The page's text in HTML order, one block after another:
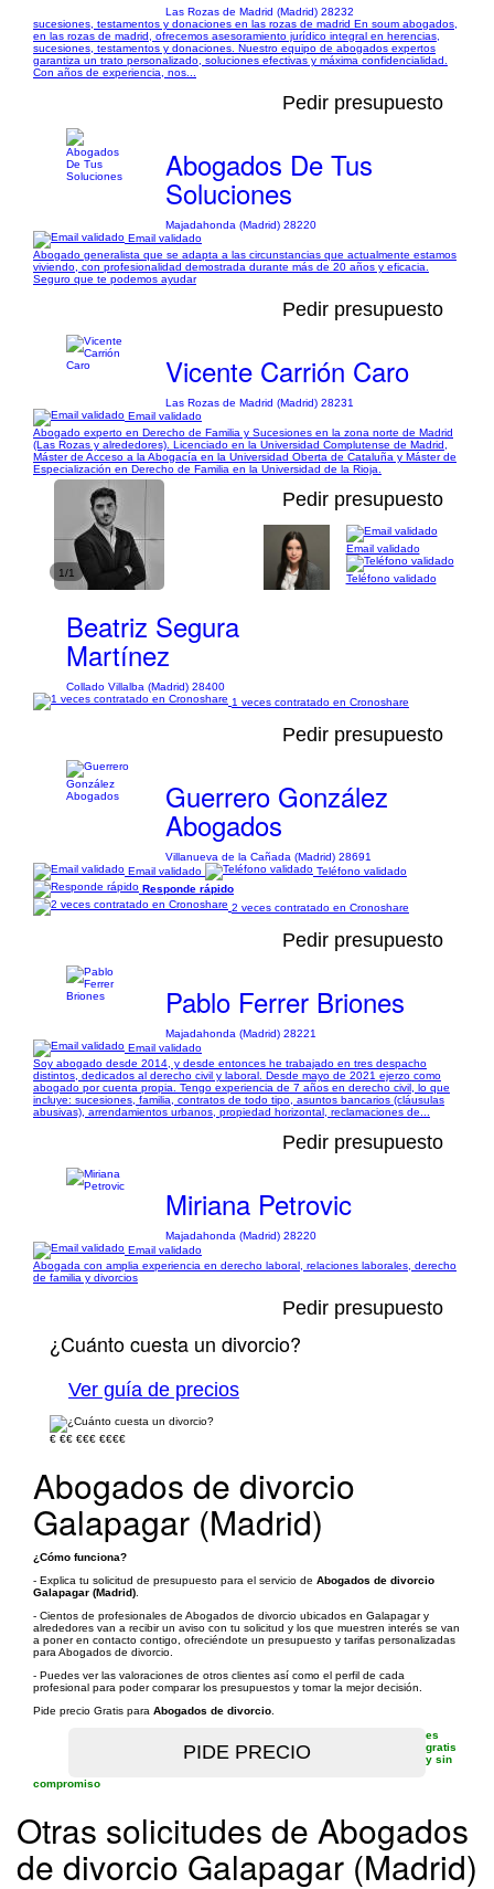
Las Rozas de Madrid (Madrid) 28232
sucesiones, testamentos y donaciones en las rozas de madrid En soum abogados,
en las rozas de madrid, ofrecemos asesoramiento jurídico integral en herencias,
sucesiones, testamentos y donaciones. Nuestro equipo de abogados expertos
garantiza un trato personalizado, soluciones efectivas y máxima confidencialidad.
Con años de experiencia, nos...
Pedir presupuesto
Abogados De Tus
Soluciones
Majadahonda (Madrid) 28220
Email validado
Abogado generalista que se adapta a las circunstancias que actualmente estamos
viviendo, con profesionalidad demostrada durante más de 20 años y eficacia.
Seguro que te podemos ayudar
Pedir presupuesto
Vicente Carrión Caro
Las Rozas de Madrid (Madrid) 28231
Email validado
Abogado experto en Derecho de Familia y Sucesiones en la zona norte de Madrid
(Las Rozas y alrededores). Licenciado en la Universidad Complutense de Madrid,
Máster de Acceso a la Abogacía en la Universidad Oberta de Cataluña y Máster de
Especialización en Derecho de Familia en la Universidad de la Rioja.
1/1
Pedir presupuesto
Beatriz Segura
Martínez
Collado Villalba (Madrid) 28400
Email validado
Teléfono validado
1 veces contratado en Cronoshare
Pedir presupuesto
Guerrero González
Abogados
Villanueva de la Cañada (Madrid) 28691
Email validado
Teléfono validado
Responde rápido
2 veces contratado en Cronoshare
Pedir presupuesto
Pablo Ferrer Briones
Majadahonda (Madrid) 28221
Email validado
Soy abogado desde 2014, y desde entonces he trabajado en tres despacho
distintos, dedicados al derecho civil y laboral. Desde mayo de 2021 ejerzo como
abogado por cuenta propia. Tengo experiencia de 7 años en derecho civil, lo que
incluye: sucesiones, familia, contratos de todo tipo, asuntos bancarios (cláusulas
abusivas), arrendamientos urbanos, propiedad horizontal, reclamaciones de...
Pedir presupuesto
Miriana Petrovic
Majadahonda (Madrid) 28220
Email validado
Abogada con amplia experiencia en derecho laboral, relaciones laborales, derecho
de familia y divorcios
Pedir presupuesto
¿Cuánto cuesta un divorcio?
Ver guía de precios
€ €€ €€€ €€€€
Abogados de divorcio
Galapagar (Madrid)
¿Cómo funciona?
- Explica tu solicitud de presupuesto para el servicio de Abogados de divorcio
Galapagar (Madrid)
- Cientos de profesionales de Abogados de divorcio ubicados en Galapagar y
alrededores van a recibir un aviso con tu solicitud y los que muestren interés se van
a poner en contacto contigo, ofreciéndote un presupuesto y tarifas personalizadas
para Abogados de divorcio.
- Puedes ver las valoraciones de otros clientes así como el perfil de cada
profesional para poder comparar los presupuestos y tomar la mejor decisión.
Pide precio Gratis para Abogados de divorcio
es
gratis
y sin
compromiso
Otras solicitudes de Abogados
de divorcio Galapagar (Madrid)